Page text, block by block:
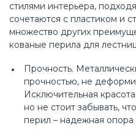
стилями интерьера,
сочетаются с пластиком и
множество других
кованые перила для
Прочность.
прочностью, не
Исключительная
но не стоит забывать,
перил – надежная опора